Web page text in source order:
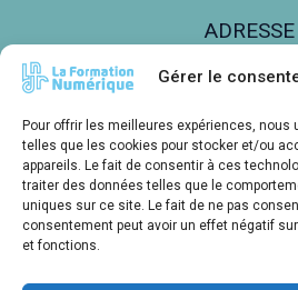
Gérer le
Pour offrir les meilleures expériences,
telles que les cookies pour stocker et/ou
appareils. Le fait de consentir à ces
traiter des données telles que le
uniques sur ce site. Le fait de ne pas
consentement peut avoir un effet négatif
et fonctions.
c
h
r
ADRESSE
EMAIL
05 61 00 14 85